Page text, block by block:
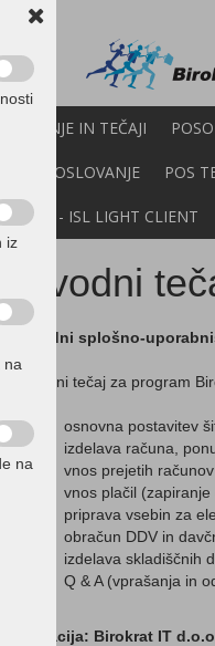
IN TEČAJI
E-POSLOVANJE POS
- ISL LIGHT CLIENT
Uvodni
Uvodni splošno-
Uvodni tečaj za program
osnovna postavitev
izdelava računa,
vnos prejetih računov
vnos plačil
priprava vsebin za
obračun DDV in
izdelava skladiščnih
Q & A (vprašanja in
Lokacija: Birokrat IT
iz
na
na